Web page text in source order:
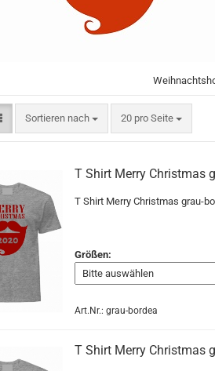
Sortieren nach
Sortieren nach 20 pro Seite
pro Seite
T Shirt Merry Christmas
T Shirt Merry Christmas grau-
Größen:
Art.Nr.: grau-bordea
T Shirt Merry Christmas